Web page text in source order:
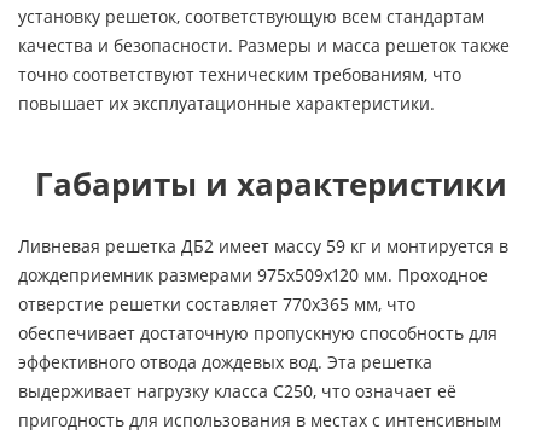
установку решеток, соответствующую всем стандартам
качества и безопасности. Размеры и масса решеток также
точно соответствуют техническим требованиям, что
повышает их эксплуатационные характеристики.
Габариты и характеристики
Ливневая решетка ДБ2 имеет массу 59 кг и монтируется в
дождеприемник размерами 975х509х120 мм. Проходное
отверстие решетки составляет 770х365 мм, что
обеспечивает достаточную пропускную способность для
эффективного отвода дождевых вод. Эта решетка
выдерживает нагрузку класса C250, что означает её
пригодность для использования в местах с интенсивным